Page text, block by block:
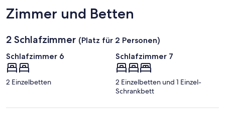
Zimmer und Betten
2 Schlafzimmer (Platz für 2 Personen)
Schlafzimmer 6
2 Einzelbetten
Schlafzimmer 7
2 Einzelbetten und 1 Einzel-
Schrankbett